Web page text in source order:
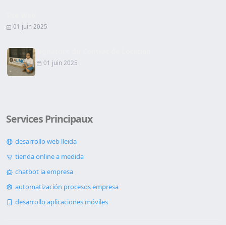
01 juin 2025
01 juin 2025
Services Principaux
desarrollo web lleida
tienda online a medida
chatbot ia empresa
automatización procesos empresa
desarrollo aplicaciones móviles